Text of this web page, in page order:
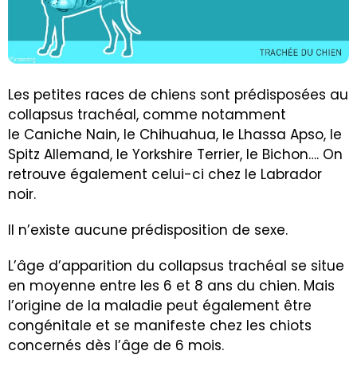
Les petites races de chiens sont prédisposées au
collapsus trachéal, comme notamment
le Caniche Nain, le Chihuahua, le Lhassa Apso, le
Spitz Allemand, le Yorkshire Terrier, le Bichon…. On
retrouve également celui-ci chez le Labrador
noir.
Il n’existe aucune prédisposition de sexe.
L’âge d’apparition du collapsus trachéal se situe
en moyenne entre les 6 et 8 ans du chien. Mais
l’origine de la maladie peut également être
congénitale et se manifeste chez les chiots
concernés dès l’âge de 6 mois.